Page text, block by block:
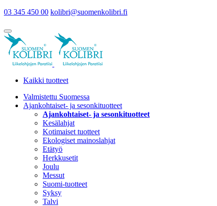
03 345 450 00 kolibri@suomenkolibri.fi
Kaikki tuotteet
Valmistettu Suomessa
Ajankohtaiset- ja sesonkituotteet
Ajankohtaiset- ja sesonkituotteet
Kesälahjat
Kotimaiset tuotteet
Ekologiset mainoslahjat
Etätyö
Herkkusetit
Joulu
Messut
Suomi-tuotteet
Syksy
Talvi